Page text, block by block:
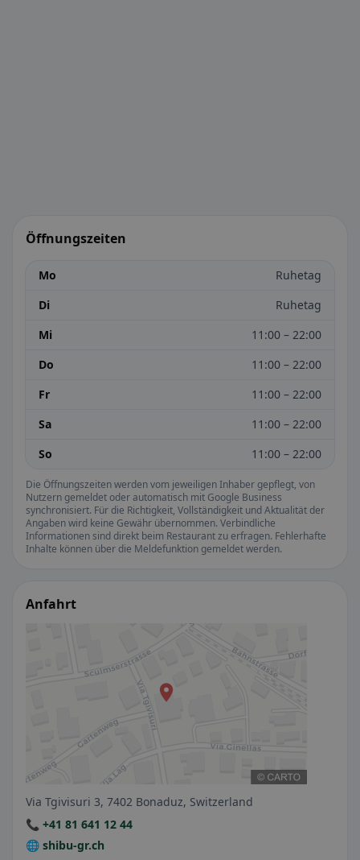
Öffnungszeiten
Mo
Ruhetag
Di
Ruhetag
Mi
11:00 – 22:00
Do
11:00 – 22:00
Fr
11:00 – 22:00
Sa
11:00 – 22:00
So
11:00 – 22:00
Die Öffnungszeiten werden vom jeweiligen Inhaber gepflegt, von
Nutzern gemeldet oder automatisch mit Google Business
synchronisiert. Für die Richtigkeit, Vollständigkeit und Aktualität der
Angaben wird keine Gewähr übernommen. Verbindliche
Informationen sind direkt beim Restaurant zu erfragen. Fehlerhafte
Inhalte können über die Meldefunktion gemeldet werden.
Anfahrt
Via Tgivisuri 3, 7402 Bonaduz, Switzerland
📞 +41 81 641 12 44
🌐 shibu-gr.ch